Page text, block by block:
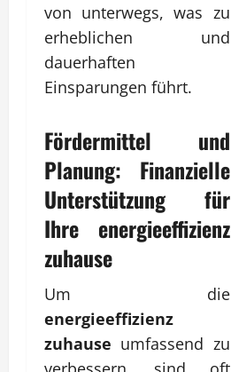
von unterwegs, was zu
erheblichen und
dauerhaften
Einsparungen führt.
Fördermittel und
Planung: Finanzielle
Unterstützung für
Ihre energieeffizienz
zuhause
Um die
energieeffizienz
zuhause umfassend zu